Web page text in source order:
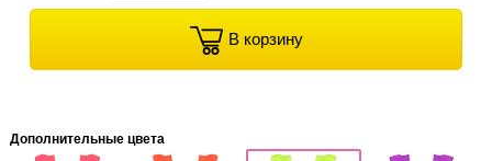
В корзину
Дополнительные цвета